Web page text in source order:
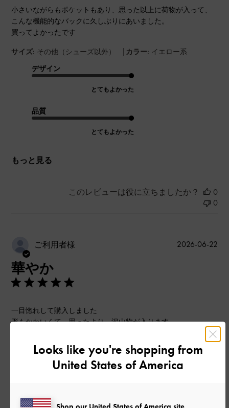
小さいながらもポケットもあり、思った以上に荷物が入って、
こんな機能的なバックに久しぶりにあいました。
買ってよかったです
サイズ: その他（シューズ以外） | カラー: イエロー系
デザイン
とてもよかった
品質
とてもよかった
もっと見る
このレビューは役に立ちましたか？
0
0
ご利用者様
華やか
一目惚れして購入しました
形もかわいくて 思ったより 沢山物が入ります
前のポケットにスマホを収納したかったのですが 私のスマホ
は入りませんでした
シンプルコーディネートのアクセントになる色合いで一気に華
公
2026-06-22
Looks like you're shopping from
United States of America